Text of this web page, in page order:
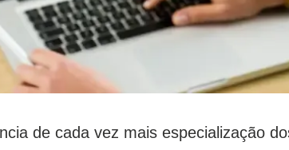
de cada vez mais especialização